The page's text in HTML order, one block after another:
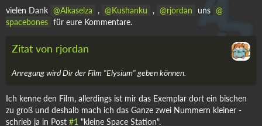
vielen Dank Alkaselza , Kushanku , rjordan
uns
spacebones für eure Kommentare.
Zitat von rjordan
Anregung wird Dir der Film "Elysium" geben können.
Ich kenne den Film, allerdings ist mir das Exemplar dort ein bischen
zu groß und deshalb mach ich das Ganze zwei Nummern kleiner -
schrieb ja in Post #1 "kleine Space Station".